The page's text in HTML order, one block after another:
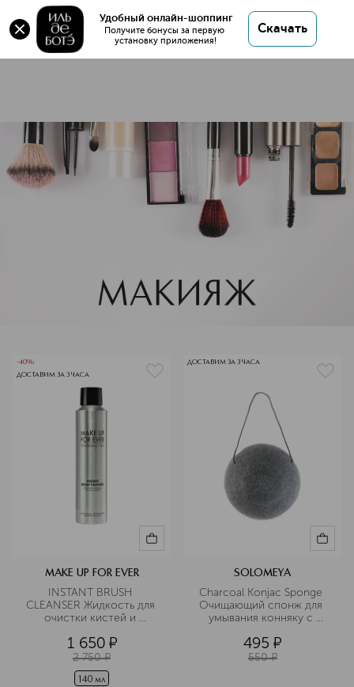
Удобный онлайн-шоппинг
Получите бонусы за первую
установку приложения!
Скачать
Спонжи
18 товаров
Спонжи
-40%
ДОСТАВИМ ЗА 3 ЧАСА
MAKE UP FOR EVER
INSTANT BRUSH
CLEANSER Жидкость для
очистки кистей и
1 650 ¤
2 750 ¤
140 мл
ДОСТАВИМ ЗА 3 ЧАСА
SOLOMEYA
Charcoal Konjac Sponge
Очищающий спонж для
умывания конняку с
495 ¤
550 ¤